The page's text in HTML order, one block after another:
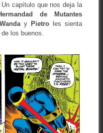
capítulo que nos deja la
de Mutantes
Wanda y Pietro les sienta
los buenos.